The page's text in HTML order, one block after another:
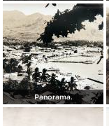
Panorama.